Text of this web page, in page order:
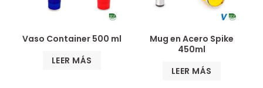
Vaso Container 500 ml
LEER MÁS
Mug en Acero Spike
450ml
LEER MÁS